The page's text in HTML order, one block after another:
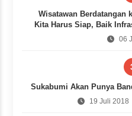
Wisatawan Berdatangan
Kita Harus Siap, Baik
06
Sukabumi Akan Punya
19 Juli 2018